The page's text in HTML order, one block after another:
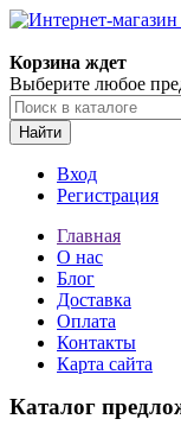
Корзина ждет
Выберите любое
Найти
Вход
Регистрация
Главная
О нас
Блог
Доставка
Оплата
Контакты
Карта сайта
Каталог